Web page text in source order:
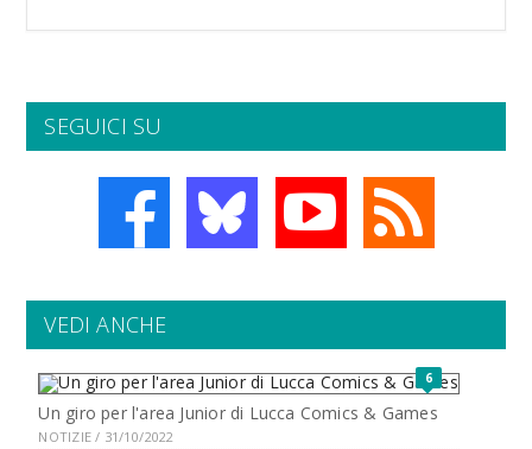
SEGUICI SU
VEDI ANCHE
6
Un giro per l'area Junior di Lucca Comics & Games
NOTIZIE / 31/10/2022